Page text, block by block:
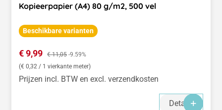
Kopieerpapier (A4) 80 g/m2, 500 vel
Beschikbare varianten
Verkoopprijs:
€ 9,99 Normale prijs:
€ 11,05 -9.59%
(€ 0,32 / 1 vierkante meter)
Prijzen incl. BTW en excl. verzendkosten
Details